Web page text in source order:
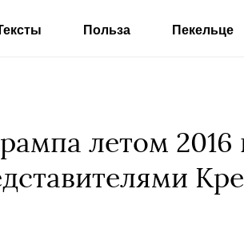
Польза Пекельце
летом 2016